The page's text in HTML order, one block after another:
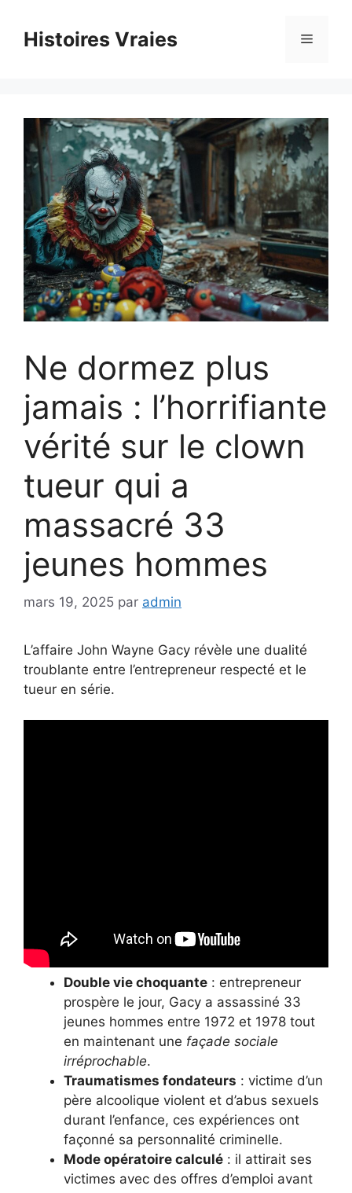
contenuHistoires Vraies Menu
Ne dormez plus
jamais : l’horrifiante
vérité sur le clown
tueur qui a
massacré 33
jeunes hommes
mars 19, 2025 par admin
L’affaire John Wayne Gacy révèle une dualité
troublante entre l’entrepreneur respecté et le
tueur en série.
Double vie choquante : entrepreneur
prospère le jour, Gacy a assassiné 33
jeunes hommes entre 1972 et 1978 tout
en maintenant une façade sociale
irréprochable.
Traumatismes fondateurs : victime d’un
père alcoolique violent et d’abus sexuels
durant l’enfance, ces expériences ont
façonné sa personnalité criminelle.
Mode opératoire calculé : il attirait ses
victimes avec des offres d’emploi avant